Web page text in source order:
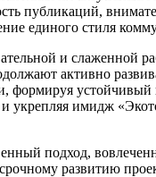
публикаций,
единого стиля
и слаженной
активно
формируя устойчивый
укрепляя имидж
подход,
развитию